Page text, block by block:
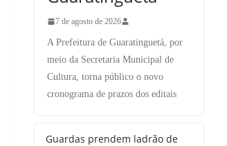
7 de agosto de 2026
A Prefeitura de Guaratinguetá, por
meio da Secretaria Municipal de
Cultura, torna público o novo
cronograma de prazos dos editais
Guardas prendem ladrão de